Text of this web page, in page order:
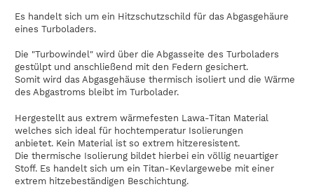
Es handelt sich um ein Hitzschutzschild für das Abgasgehäure
eines Turboladers.
Die "Turbowindel" wird über die Abgasseite des Turboladers
gestülpt und anschließend mit den Federn gesichert.
Somit wird das Abgasgehäuse thermisch isoliert und die Wärme
des Abgastroms bleibt im Turbolader.
Hergestellt aus extrem wärmefesten Lawa-Titan Material
welches sich ideal für hochtemperatur Isolierungen
anbietet. Kein Material ist so extrem hitzeresistent.
Die thermische Isolierung bildet hierbei ein völlig neuartiger
Stoff. Es handelt sich um ein Titan-Kevlargewebe mit einer
extrem hitzebeständigen Beschichtung.